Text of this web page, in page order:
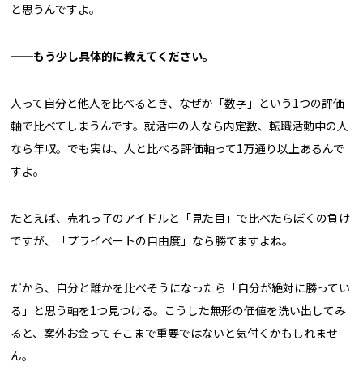
と思うんですよ。
──もう少し具体的に教えてください。
人って自分と他人を比べるとき、なぜか「数字」という1つの評価
軸で比べてしまうんです。就活中の人なら内定数、転職活動中の人
なら年収。でも実は、人と比べる評価軸って1万通り以上あるんで
すよ。
たとえば、売れっ子のアイドルと「見た目」で比べたらぼくの負け
ですが、「プライベートの自由度」なら勝てますよね。
だから、自分と誰かを比べそうになったら「自分が絶対に勝ってい
る」と思う軸を1つ見つける。こうした無形の価値を洗い出してみ
ると、案外お金ってそこまで重要ではないと気付くかもしれませ
ん。